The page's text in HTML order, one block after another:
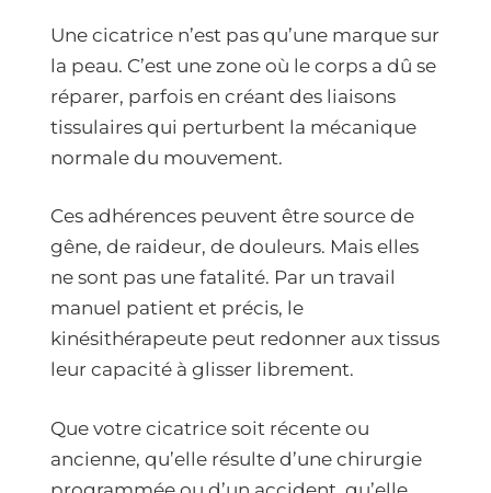
Une cicatrice n’est pas qu’une marque sur
la peau. C’est une zone où le corps a dû se
réparer, parfois en créant des liaisons
tissulaires qui perturbent la mécanique
normale du mouvement.
Ces adhérences peuvent être source de
gêne, de raideur, de douleurs. Mais elles
ne sont pas une fatalité. Par un travail
manuel patient et précis, le
kinésithérapeute peut redonner aux tissus
leur capacité à glisser librement.
Que votre cicatrice soit récente ou
ancienne, qu’elle résulte d’une chirurgie